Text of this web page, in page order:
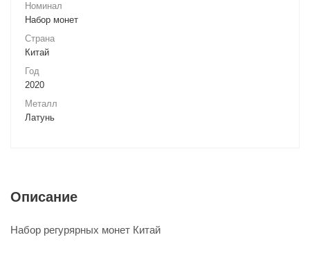
Номинал
Набор монет
Страна
Китай
Год
2020
Металл
Латунь
Описание
Набор регурярных монет Китай